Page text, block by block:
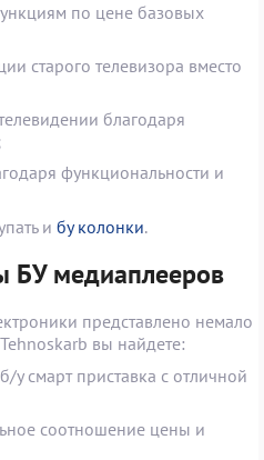
по цене базовых
старого телевизора вместо
благодаря
функциональности и
и бу колонки.
БУ медиаплееров
представлено немало
вы найдете:
у смарт приставка с отличной
соотношение цены и